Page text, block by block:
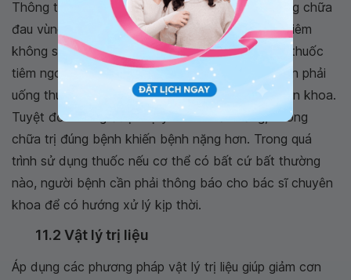
Thông thường, loại thuốc mà người bệnh sử dụng chữa
đau vùng chậu là thuốc giảm đau, thuốc chống viêm
không steroid, thuốc kháng sinh, thuốc giãn cơ, thuốc
tiêm ngoài màng cứng corticoid,... Bệnh nhân cần phải
uống thuốc theo đúng chỉ định của bác sĩ chuyên khoa.
Tuyệt đối không được tự ý mua thuốc uống, không
chữa trị đúng bệnh khiến bệnh nặng hơn. Trong quá
trình sử dụng thuốc nếu cơ thể có bất cứ bất thường
nào, người bệnh cần phải thông báo cho bác sĩ chuyên
khoa để có hướng xử lý kịp thời.
11.2 Vật lý trị liệu
Áp dụng các phương pháp vật lý trị liệu giúp giảm cơn